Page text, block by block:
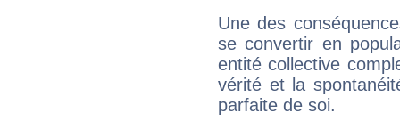
Une des
se convertir en
entité collective
vérité et la
parfaite de soi.